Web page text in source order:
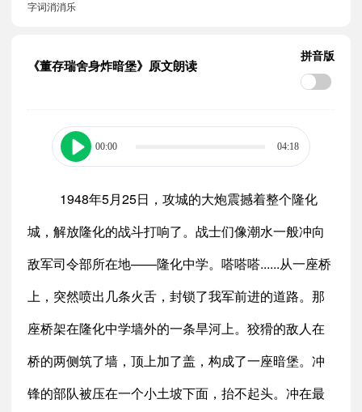
字词消消乐
《董存瑞舍身炸暗堡》原文朗读
拼音版
00:00 04:18
1948年5月25日，攻城的大炮震撼着整个隆化
城，解放隆化的战斗打响了。战士们像潮水一般冲向
敌军司令部所在地——隆化中学。嗒嗒嗒......从一座桥
上，突然喷出几条火舌，封锁了我军前进的道路。那
座桥架在隆化中学墙外的一条旱河上。狡猾的敌人在
桥的两侧筑了墙，顶上加了盖，构成了一座暗堡。冲
锋的部队被压在一个小土坡下面，抬不起头。冲在最